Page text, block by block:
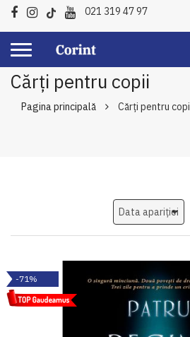
021 319 47 97
Cărți pentru copii
Pagina principală Cărți pentru
-71%